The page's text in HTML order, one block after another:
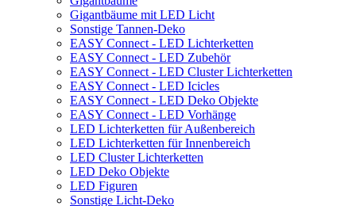
Gigantbäume mit LED Licht
Sonstige Tannen-Deko
EASY Connect - LED Lichterketten
EASY Connect - LED Zubehör
EASY Connect - LED Cluster Lichterketten
EASY Connect - LED Icicles
EASY Connect - LED Deko Objekte
EASY Connect - LED Vorhänge
LED Lichterketten für Außenbereich
LED Lichterketten für Innenbereich
LED Cluster Lichterketten
LED Deko Objekte
LED Figuren
Sonstige Licht-Deko